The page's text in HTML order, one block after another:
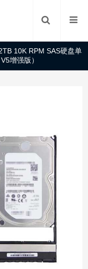
10K RPM SAS硬盘单
增强版）